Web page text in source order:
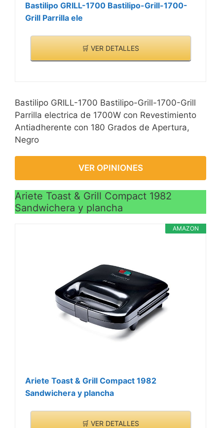
Bastilipo GRILL-1700 Bastilipo-Grill-1700-
Grill Parrilla ele
🛒 VER DETALLES
Bastilipo GRILL-1700 Bastilipo-Grill-1700-Grill
Parrilla electrica de 1700W con Revestimiento
Antiadherente con 180 Grados de Apertura,
Negro
VER OPINIONES
Ariete Toast & Grill Compact 1982
Sandwichera y plancha
AMAZON
Ariete Toast & Grill Compact 1982
Sandwichera y plancha
🛒 VER DETALLES